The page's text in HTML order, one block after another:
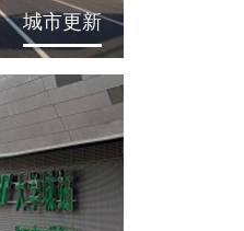
城市更新